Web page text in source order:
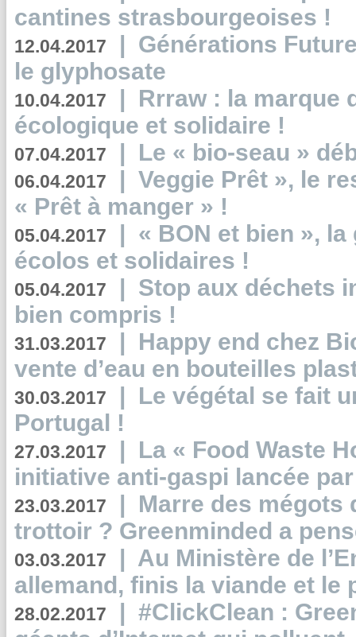
cantines strasbourgeoises !
12.04.2017 | Générations
le glyphosate
10.04.2017 | Rrraw : la marque
écologique et solidaire !
07.04.2017 | Le « bio-seau »
06.04.2017 | Veggie Prêt », le
« Prêt à manger » !
05.04.2017 | « BON et bien »,
écolos et solidaires !
05.04.2017 | Stop aux déchets
bien compris !
31.03.2017 | Happy end chez
vente d’eau en bouteilles
30.03.2017 | Le végétal se fait
Portugal !
27.03.2017 | La « Food Waste
initiative anti-gaspi lancée
23.03.2017 | Marre des mégots
trottoir ? Greenminded a
03.03.2017 | Au Ministère de
allemand, finis la viande et le
28.02.2017 | #ClickClean :